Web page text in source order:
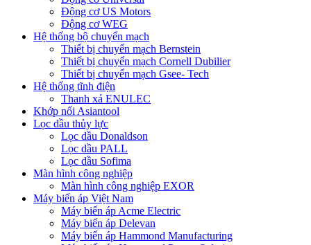
Động cơ US Motors
Động cơ WEG
Hệ thống bộ chuyển mạch
Thiết bị chuyển mạch Bernstein
Thiết bị chuyển mạch Cornell Dubilier
Thiết bị chuyển mạch Gsee- Tech
Hệ thống tĩnh điện
Thanh xả ENULEC
Khớp nối Asiantool
Lọc dầu thủy lực
Lọc dầu Donaldson
Lọc dầu PALL
Lọc dầu Sofima
Màn hình công nghiệp
Màn hình công nghiệp EXOR
Máy biến áp Việt Nam
Máy biến áp Acme Electric
Máy biến áp Delevan
Máy biến áp Hammond Manufacturing